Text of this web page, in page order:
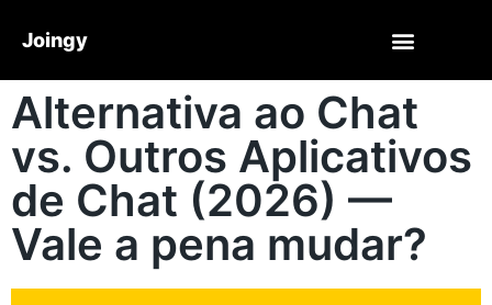
Joingy
Alternativa ao Chat
vs. Outros Aplicativos
de Chat (2026) —
Vale a pena mudar?